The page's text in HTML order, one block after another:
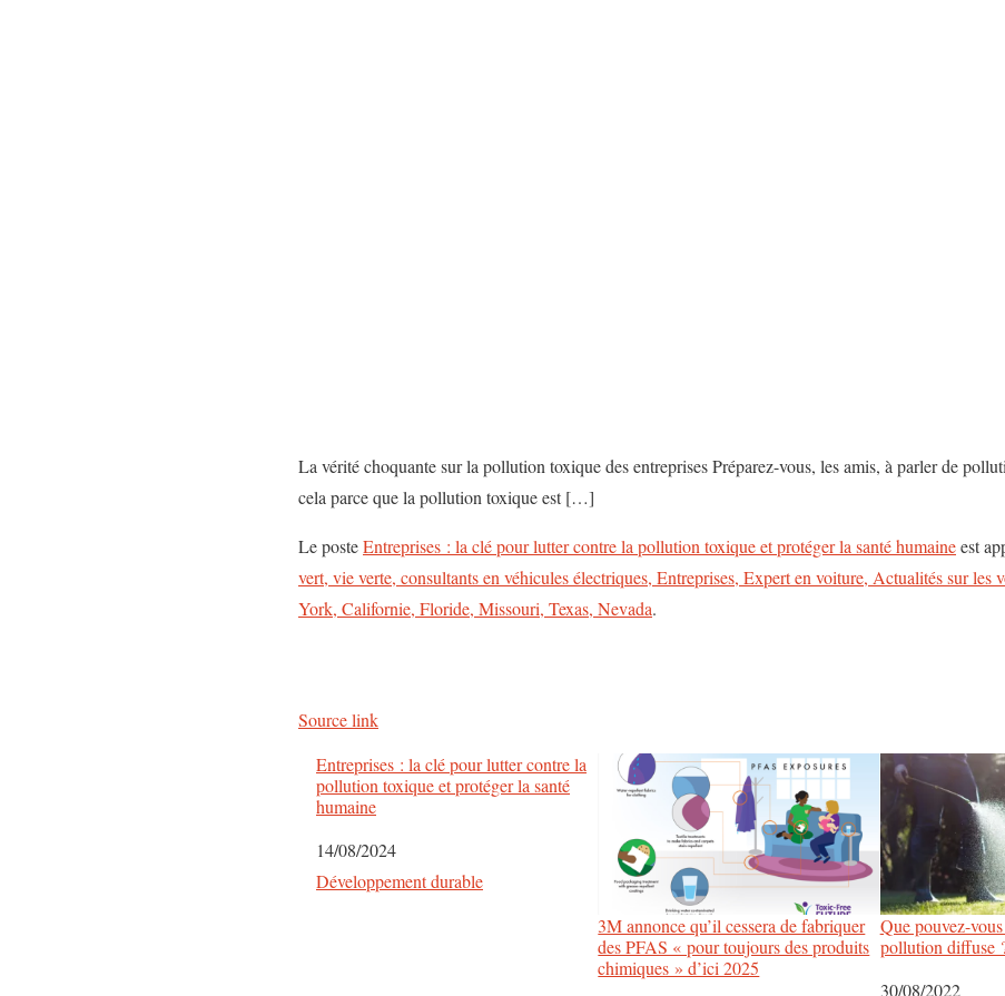
La vérité choquante sur la pollution toxique des entreprises Préparez-vous, les amis, à parler de
cela parce que la pollution toxique est […]
Le posteEntreprises : la clé pour lutter contre la pollution toxique et protéger la santé humaineest
vert, vie verte, consultants en véhicules électriques, Entreprises, Expert en voiture, Actualités sur les
York, Californie, Floride, Missouri, Texas, Nevada.
Source link
Entreprises : la clé pour lutter contre la
pollution toxique et protéger la santé
humaine
Date
14/08/2024
Par rapport à
Développement durable
3M annonce qu’il cessera de fabriquer
des PFAS « pour toujours des produits
chimiques » d’ici 2025
Que pouvez-
pollution diffuse
Date
30/08/2022